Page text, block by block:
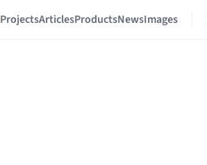
ProjectsArticlesProductsNewsImages